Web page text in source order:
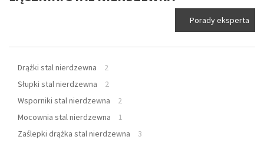
Porady eksperta
Drążki stal nierdzewna
2
Słupki stal nierdzewna
2
Wsporniki stal nierdzewna
2
Mocownia stal nierdzewna
1
Zaślepki drążka stal nierdzewna
3